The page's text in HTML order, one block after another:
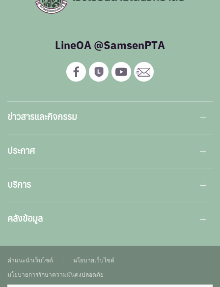
LineOA @SamsenPTA
ข่าวสารและกิจกรรม
ประกาศ
บริการ
คลังข้อมูล
คำแนะนำเว็บไซต์
นโยบายเว็บไซต์
นโยบายการรักษาความมั่นคงปลอดภัย